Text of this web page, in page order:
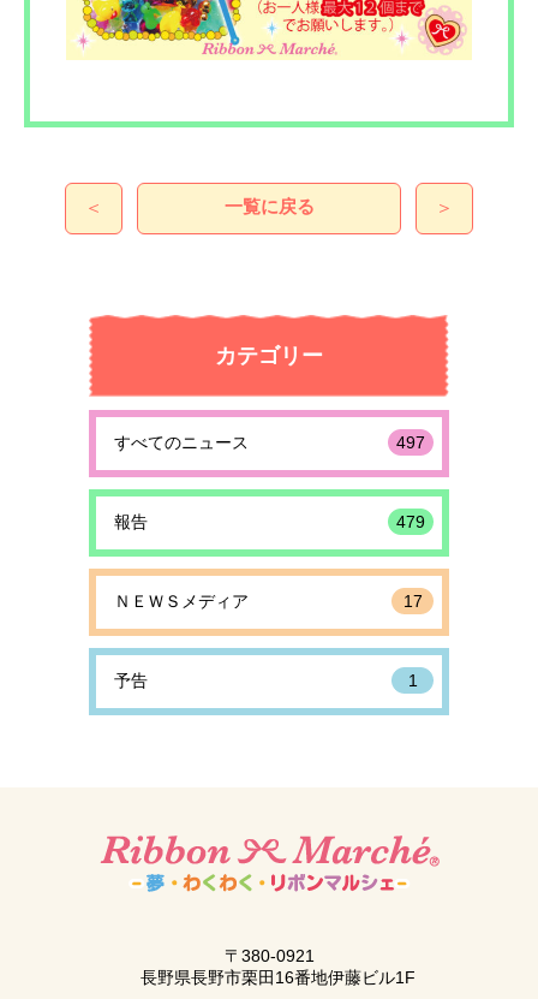
＜ 一覧に戻る ＞
カテゴリー
すべてのニュース 497
報告 479
ＮＥＷＳメディア 17
予告 1
〒380-0921
長野県長野市栗田16番地伊藤ビル1F